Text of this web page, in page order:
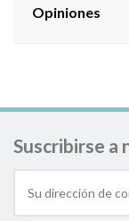
Opiniones
Suscribirse